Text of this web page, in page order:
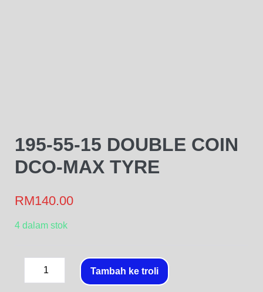
195-55-15 DOUBLE COIN
DCO-MAX TYRE
RM140.00
4 dalam stok
Tambah ke troli